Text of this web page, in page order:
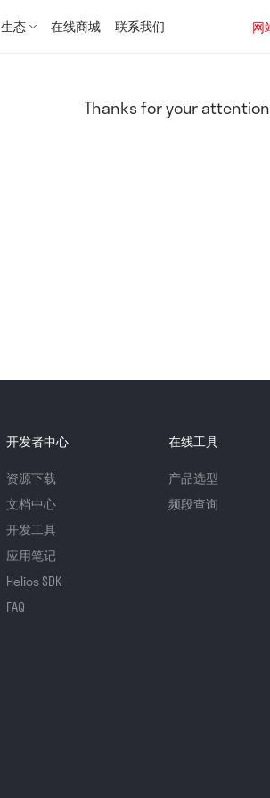
生态 在线商城 联系我们
网
Thanks for your
开发者中心
资源下载
文档中心
开发工具
应用笔记
Helios SDK
FAQ
在线工具
产品选型
频段查询